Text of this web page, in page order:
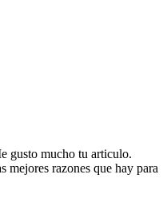
gusto mucho tu articulo.
mejores razones que hay para